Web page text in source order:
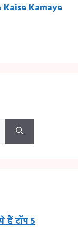
Kamaye
हैं टॉप 5